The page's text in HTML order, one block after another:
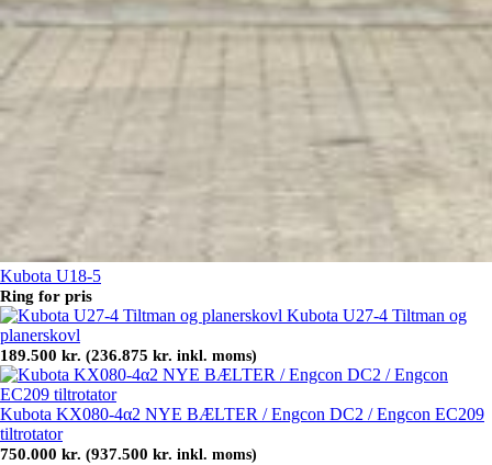
Kubota U18-5
Ring for pris
Kubota U27-4 Tiltman og
planerskovl
189.500 kr. (236.875 kr. inkl. moms)
Kubota KX080-4α2 NYE BÆLTER / Engcon DC2 / Engcon EC209
tiltrotator
750.000 kr. (937.500 kr. inkl. moms)